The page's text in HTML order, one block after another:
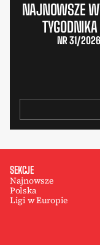
NAJNOWSZE
NR 31/2026
SEKCJE
Najnowsze
Polska
Ligi w Europie